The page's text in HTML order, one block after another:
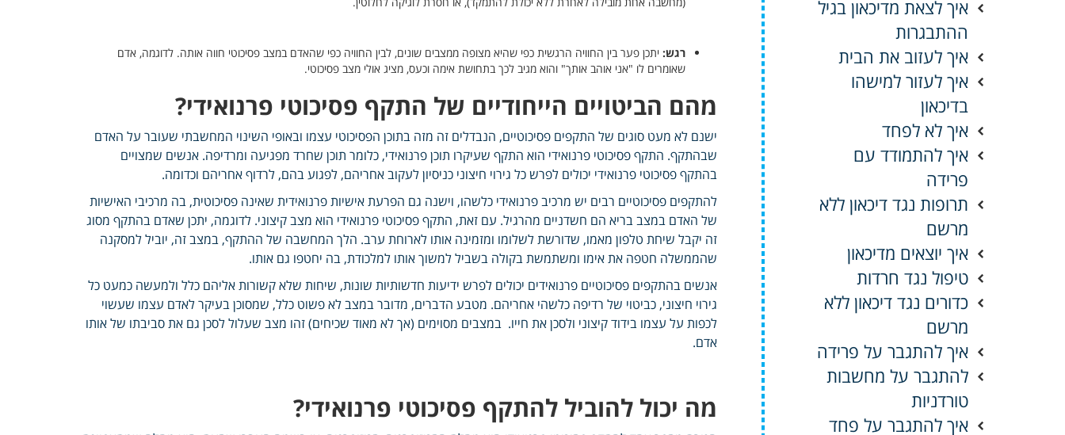
רגש: יתכן פער בין החוויה הרגשית כפי שהיא מצופה ממצבים שונים, לבין החוויה כפי שהאדם במצב פסיכוטי חווה אותה. לדוגמה, אדם
שאומרים לו "אני אוהב אותך" והוא מגיב לכך בתחושת אימה וכעס, מציג אולי מצב פסיכוטי.
מהם הביטויים הייחודיים של התקף פסיכוטי פרנואידי?
ישנם לא מעט סוגים של התקפים פסיכוטיים, הנבדלים זה מזה בתוכן הפסיכוטי עצמו ובאופי השינוי המחשבתי שעובר על האדם
שבהתקף. התקף פסיכוטי פרנואידי הוא התקף שעיקרו תוכן פרנואידי, כלומר תוכן שחרד מפגיעה ומרדיפה. אנשים שמצויים
בהתקף פסיכוטי פרנואידי יכולים לפרש כל גירוי חיצוני כניסיון לעקוב אחריהם, לפגוע בהם, לרדוף אחריהם וכדומה.
להתקפים פסיכוטיים רבים יש מרכיב פרנואידי כלשהו, וישנה גם הפרעת אישיות פרנואידית שאינה פסיכוטית, בה מרכיבי האישיות
של האדם במצב בריא הם חשדניים מהרגיל. עם זאת, התקף פסיכוטי פרנואידי הוא מצב קיצוני. לדוגמה, יתכן שאדם בהתקף מסוג
זה יקבל שיחת טלפון מאמו, שדורשת לשלומו ומזמינה אותו לארוחת ערב. הלך המחשבה של ההתקף, במצב זה, יוביל למסקנה
שהממשלה חטפה את אימו ומשתמשת בקולה בשביל למשוך אותו למלכודת, בה יחטפו גם אותו.
אנשים בהתקפים פסיכוטיים פרנואידים יכולים לפרש ידיעות חדשותיות שונות, שיחות שלא קשורות אליהם כלל ולמעשה כמעט כל
גירוי חיצוני, כביטוי של רדיפה כלשהי אחריהם. מטבע הדברים, מדובר במצב לא פשוט כלל, שמסוכן בעיקר לאדם עצמו שעשוי
לכפות על עצמו בידוד קיצוני ולסכן את חייו. במצבים מסוימים (אך לא מאוד שכיחים) זהו מצב שעלול לסכן גם את סביבתו של אותו
אדם.
מה יכול להוביל להתקף פסיכוטי פרנואידי?
איך לצאת מדיכאון בגיל
ההתבגרות
איך לעזוב את הבית
איך לעזור למישהו
בדיכאון
איך לא לפחד
איך להתמודד עם
פרידה
תרופות נגד דיכאון ללא
מרשם
איך יוצאים מדיכאון
טיפול נגד חרדות
כדורים נגד דיכאון ללא
מרשם
איך להתגבר על פרידה
להתגבר על מחשבות
טורדניות
איך להתגבר על פחד